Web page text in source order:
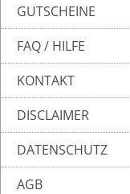
GUTSCHEINE
FAQ / HILFE
KONTAKT
DISCLAIMER
DATENSCHUTZ
AGB